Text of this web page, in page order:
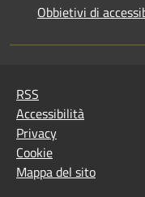
Obbietivi di
RSS
Accessibilità
Privacy
Cookie
Mappa del sito